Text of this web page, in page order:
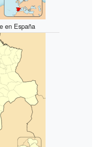
en España